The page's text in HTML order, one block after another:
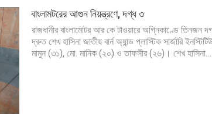
বাংলামটরের আগুন নিয়ন্ত্রণে, দগ্ধ ৩
রাজধানীর বাংলামোটর আর কে টাওয়ারে অগ্নিকাণ্ডে তিনজন
দ্রুত শেখ হাসিনা জাতীয় বার্ন অ্যান্ড প্লাস্টিক সার্জারি
মামুন (৩১), মো. মানিক (২০) ও তাফসীর (২৬)। শেখ হাসিনা…